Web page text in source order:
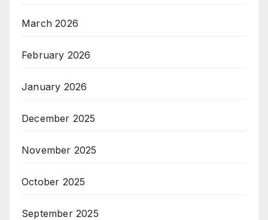
March 2026
February 2026
January 2026
December 2025
November 2025
October 2025
September 2025